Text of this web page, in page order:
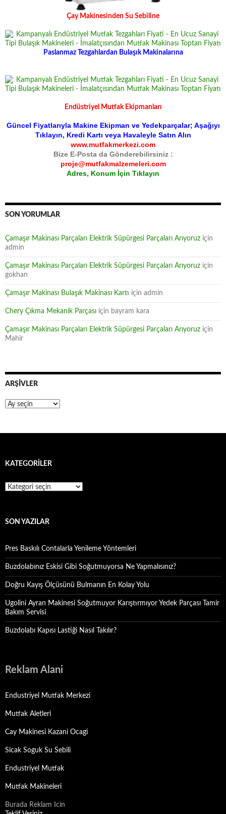
Çay Makinesinden Su Sebiline
Paslanmaz Tezgahlardan Bulaşık Makinalarına
Endüstriyel Mutfak Ekipmanları
Güncel Fiyatlarıyla Makine Ekipman ve Yedekparçalar; Aşağıyı
Tıklayın, Kredi Kartı veya Havaleyle Satın Alın
www.mutfakmerkezi.com
Bize E-Posta da Gönderebilirsiniz :
proje@mutfakmalzemeleri.com
Adres, Konum İçin Tıklayın
SON YORUMLAR
Çamaşır Makinası Parçaları Elektrik Süpürgesi Parçaları Arıyoruz için
admin
Çamaşır Makinası Parçaları Elektrik Süpürgesi Parçaları Arıyoruz için
gokhan
Çamaşır Makinası Bulaşık Makinası Kartı için admin
Chery Çıkma Mekanik Parçası için bayram kara
Çamaşır Makinası Parçaları Elektrik Süpürgesi Parçaları Arıyoruz için
Mahir
ARŞIVLER
Arşivler
KATEGORILER
Kategoriler
SON YAZILAR
Pres Baskılı Contalarla Yenileme Yöntemleri
Buzdolabınız Eskisi Gibi Soğutmuyorsa Ne Yapmalısınız?
Doğru Kayış Ölçüsünü Bulmanın En Kolay Yolu
Ugolini Ayran Makinesi Soğutmuyor Karıştırmıyor Yedek Parçası Tamir
Bakım Servisi
Buzdolabı Kapısı Lastiği Nasıl Takılır?
Reklam Alani
Endustriyel Mutfak Merkezi
Mutfak Aletleri
Cay Makinesi Kazani Ocagi
Sicak Soguk Su Sebili
Endustriyel Mutfak
Mutfak Makineleri
Burada Reklam Icin